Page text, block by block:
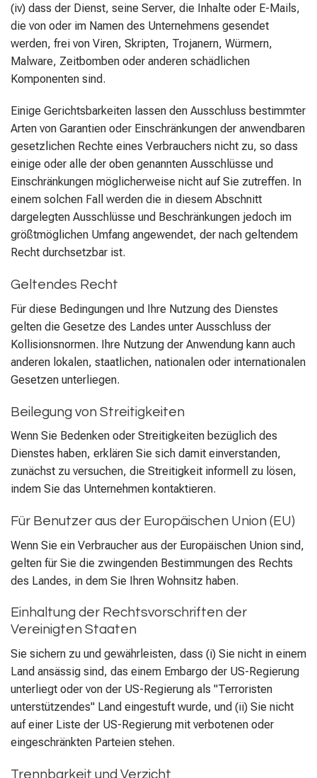
(iv) dass der Dienst, seine Server, die Inhalte oder E-Mails,
die von oder im Namen des Unternehmens gesendet
werden, frei von Viren, Skripten, Trojanern, Würmern,
Malware, Zeitbomben oder anderen schädlichen
Komponenten sind.
Einige Gerichtsbarkeiten lassen den Ausschluss bestimmter
Arten von Garantien oder Einschränkungen der anwendbaren
gesetzlichen Rechte eines Verbrauchers nicht zu, so dass
einige oder alle der oben genannten Ausschlüsse und
Einschränkungen möglicherweise nicht auf Sie zutreffen. In
einem solchen Fall werden die in diesem Abschnitt
dargelegten Ausschlüsse und Beschränkungen jedoch im
größtmöglichen Umfang angewendet, der nach geltendem
Recht durchsetzbar ist.
Geltendes Recht
Für diese Bedingungen und Ihre Nutzung des Dienstes
gelten die Gesetze des Landes unter Ausschluss der
Kollisionsnormen. Ihre Nutzung der Anwendung kann auch
anderen lokalen, staatlichen, nationalen oder internationalen
Gesetzen unterliegen.
Beilegung von Streitigkeiten
Wenn Sie Bedenken oder Streitigkeiten bezüglich des
Dienstes haben, erklären Sie sich damit einverstanden,
zunächst zu versuchen, die Streitigkeit informell zu lösen,
indem Sie das Unternehmen kontaktieren.
Für Benutzer aus der Europäischen Union (EU)
Wenn Sie ein Verbraucher aus der Europäischen Union sind,
gelten für Sie die zwingenden Bestimmungen des Rechts
des Landes, in dem Sie Ihren Wohnsitz haben.
Einhaltung der Rechtsvorschriften der
Vereinigten Staaten
Sie sichern zu und gewährleisten, dass (i) Sie nicht in einem
Land ansässig sind, das einem Embargo der US-Regierung
unterliegt oder von der US-Regierung als "Terroristen
unterstützendes" Land eingestuft wurde, und (ii) Sie nicht
auf einer Liste der US-Regierung mit verbotenen oder
eingeschränkten Parteien stehen.
Trennbarkeit und Verzicht